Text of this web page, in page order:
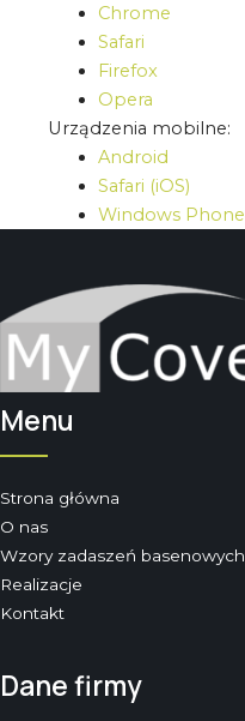
Chrome
Safari
Firefox
Opera
Urządzenia mobilne:
Android
Safari (iOS)
Windows Phone
Menu
Strona główna
O nas
Wzory zadaszeń basenowych
Realizacje
Kontakt
Dane firmy